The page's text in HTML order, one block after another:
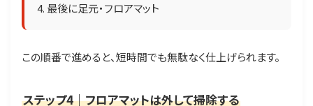
最後に足元・フロアマット
この順番で進めると、短時間でも無駄なく仕上げられます。
ステップ4｜フロアマットは外して掃除する